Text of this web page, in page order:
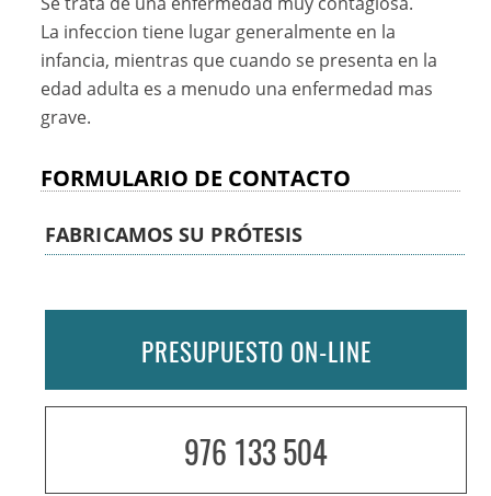
La infeccion tiene lugar generalmente en la
infancia, mientras que cuando se presenta en la
edad adulta es a menudo una enfermedad mas
grave.
FORMULARIO DE CONTACTO
FABRICAMOS SU PRÓTESIS
PRESUPUESTO ON-LINE
976 133 504